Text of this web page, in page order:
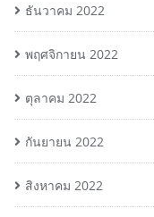
ธันวาคม 2022
พฤศจิกายน 2022
ตุลาคม 2022
กันยายน 2022
สิงหาคม 2022